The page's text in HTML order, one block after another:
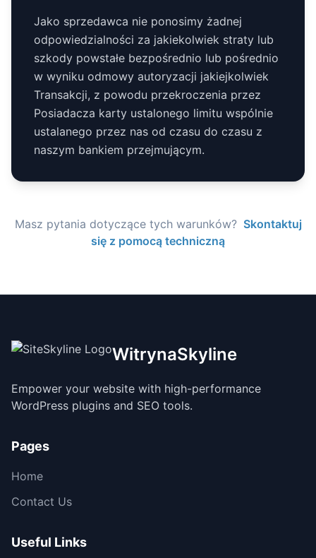
Jako sprzedawca nie ponosimy żadnej
odpowiedzialności za jakiekolwiek straty lub
szkody powstałe bezpośrednio lub pośrednio
w wyniku odmowy autoryzacji jakiejkolwiek
Transakcji, z powodu przekroczenia przez
Posiadacza karty ustalonego limitu wspólnie
ustalanego przez nas od czasu do czasu z
naszym bankiem przejmującym.
Masz pytania dotyczące tych warunków? Skontaktuj
się z pomocą techniczną
WitrynaSkyline
Empower your website with high-performance
WordPress plugins and SEO tools.
Pages
Home
Contact Us
Useful Links